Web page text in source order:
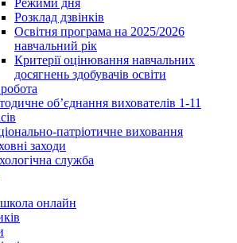
Режими дня
Розклад дзвінків
Освітня програма на 2025/2026
навчальний рік
Критерії оцінювання навчальних
досягнень здобувачів освіти
об’єднання вихователів 1-11
патріотичне виховання
заходи
служба
онлайн